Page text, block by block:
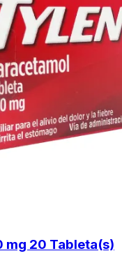
mg 20 Tableta(s)